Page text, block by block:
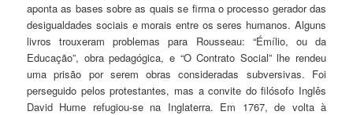
aponta as bases sobre as quais se firma o processo gerador das
desigualdades sociais e morais entre os seres humanos. Alguns
livros trouxeram problemas para Rousseau: “Émílio, ou da
Educação”, obra pedagógica, e “O Contrato Social” lhe rendeu
uma prisão por serem obras consideradas subversivas. Foi
perseguido pelos protestantes, mas a convite do filósofo Inglês
David Hume refugiou-se na Inglaterra. Em 1767, de volta à